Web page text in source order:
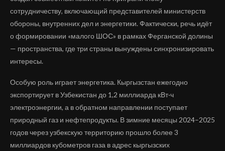
сотрудничеству, включающий представителей министерств
обороны, внутренних дел и энергетики. Фактически, речь идёт
о формировании «малого ШОС» в рамках Ферганской долины
— пространства, где три страны вынуждены синхронизировать
интересы.
Особую роль играет энергетика. Кыргызстан ежегодно
экспортирует в Узбекистан до 1,2 миллиарда кВт·ч
электроэнергии, а в обратном направлении поступает
природный газ и нефтепродукты. В зимние месяцы 2024–2025
годов через узбекскую территорию прошло более 3
миллиардов кубометров газа в адрес кыргызских